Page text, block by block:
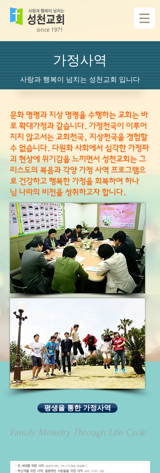
since 1971
가정사역
사랑과 행복이 넘치는 성천교회 입니다
문화 명령과 지상 명령을 수행하는 교회는 바
로 확대가정과 같습니다. 가정천국이 이루어
지지 않고서는 교회천국, 지상천국을 경험할
수 없습니다. 다원화 사회에서 심각한 가정파
괴 현상에 위기감을 느끼면서 성천교회는 그
리스도의 복음과 각양 가정 사역 프로그램으
로 건강하고 행복한 가정을 회복하여 하나
님 나라의 비전을 성취하고자 합니다.
평생을 통한 가정사역
Family Ministry Through Life Cycle